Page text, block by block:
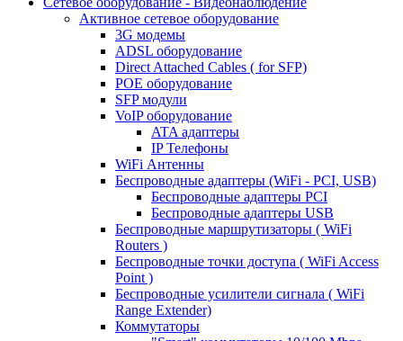
Активное сетевое оборудование
3G модемы
ADSL оборудование
Direct Attached Cables ( for SFP)
POE оборудование
SFP модули
VoIP оборудование
ATA адаптеры
IP Телефоны
WiFi Антенны
Беспроводные адаптеры (WiFi - PCI, USB)
Беспроводные адаптеры PCI
Беспроводные адаптеры USB
Беспроводные маршрутизаторы ( WiFi
Routers )
Беспроводные точки доступа ( WiFi Access
Point )
Беспроводные усилители сигнала ( WiFi
Range Extender)
Коммутаторы